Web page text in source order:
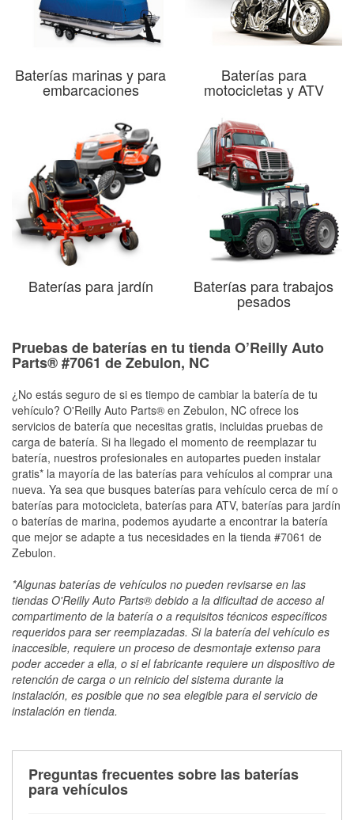
Baterías marinas y para
embarcaciones
Baterías para
motocicletas y ATV
Baterías para jardín Baterías para trabajos
pesados
Pruebas de baterías en tu tienda O’Reilly Auto
Parts® #7061 de Zebulon, NC
¿No estás seguro de si es tiempo de cambiar la batería de tu
vehículo? O'Reilly Auto Parts® en Zebulon, NC ofrece los
servicios de batería que necesitas gratis, incluidas pruebas de
carga de batería. Si ha llegado el momento de reemplazar tu
batería, nuestros profesionales en autopartes pueden instalar
gratis* la mayoría de las baterías para vehículos al comprar una
nueva. Ya sea que busques baterías para vehículo cerca de mí o
baterías para motocicleta, baterías para ATV, baterías para jardín
o baterías de marina, podemos ayudarte a encontrar la batería
que mejor se adapte a tus necesidades en la tienda #7061 de
Zebulon.
*Algunas baterías de vehículos no pueden revisarse en las
tiendas O'Reilly Auto Parts® debido a la dificultad de acceso al
compartimento de la batería o a requisitos técnicos específicos
requeridos para ser reemplazadas. Si la batería del vehículo es
inaccesible, requiere un proceso de desmontaje extenso para
poder acceder a ella, o si el fabricante requiere un dispositivo de
retención de carga o un reinicio del sistema durante la
instalación, es posible que no sea elegible para el servicio de
instalación en tienda.
Preguntas frecuentes sobre las baterías
para vehículos